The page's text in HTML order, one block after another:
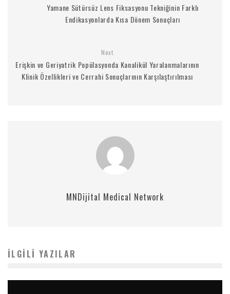
Yamane Sütürsüz Lens Fiksasyonu Tekniğinin Farklı
Endikasyonlarda Kısa Dönem Sonuçları
Next
Erişkin ve Geriyatrik Popülasyonda Kanalikül Yaralanmalarının
Klinik Özellikleri ve Cerrahi Sonuçlarının Karşılaştırılması
MNDijital Medical Network
İLGILI YAZILAR